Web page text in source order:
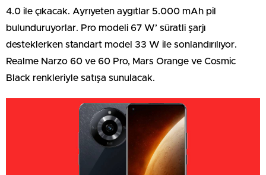
4.0 ile çıkacak. Ayrıyeten aygıtlar 5.000 mAh pil
bulunduruyorlar. Pro modeli 67 W’ süratli şarjı
desteklerken standart model 33 W ile sonlandırılıyor.
Realme Narzo 60 ve 60 Pro, Mars Orange ve Cosmic
Black renkleriyle satışa sunulacak.